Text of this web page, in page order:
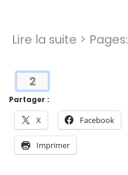
Partager :
X Facebook
Imprimer
Lire la suite > Pages:
2